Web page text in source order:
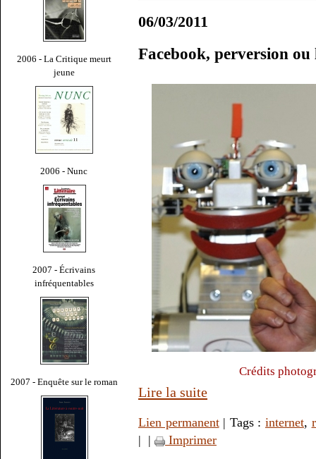
2006 - La Critique meurt
jeune
2006 - Nunc
2007 - Écrivains
infréquentables
2007 - Enquête sur le roman
06/03/2011
Facebook, perversion
Crédits
Lire la suite
Lien permanent| Tags : internet,
| | Imprimer